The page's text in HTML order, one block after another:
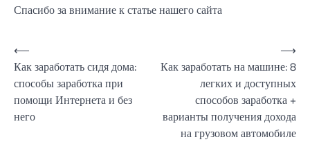
Спасибо за внимание к статье нашего сайта
Навигация
по
записям
⟵
Как заработать сидя дома:
способы заработка при
помощи Интернета и без
него
Как заработать на машине: 8
легких и доступных
способов заработка +
варианты получения дохода
на грузовом автомобиле
⟶